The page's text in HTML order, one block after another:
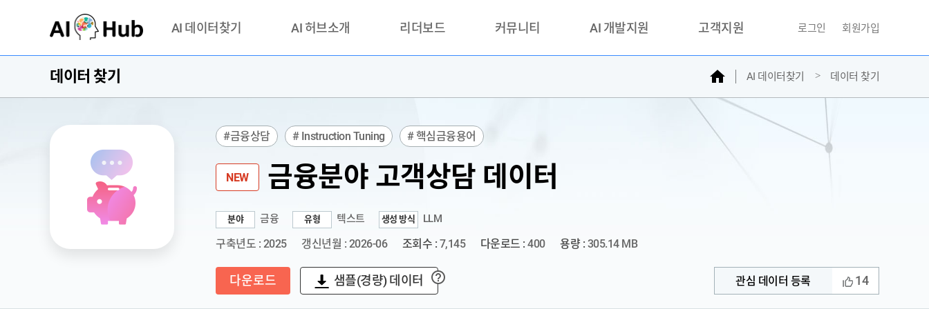
AI 데이터찾기
기관 제공 데이터
AI 허브 오픈 API
AI 허브소개
안심존이란?
이용정책
리더보드 커뮤니티
활용성과 우수사례
품질가이드
AI 개발지원 고객지원
문의하기
자주찾는질문
민원접수
AI데이터등록신청
로그인 회원가입
데이터 찾기 홈 AI 데이터찾기 데이터 찾기
#금융상담 # Instruction Tuning # 핵심금융용어
NEW 금융분야 고객상담 데이터
분야 금융 유형 텍스트 생성 방식 LLM
구축년도 : 2025 갱신년월 : 2026-06 조회수 : 7,145 다운로드 : 400 용량 : 305.14 MB
다운로드 샘플(경량) 데이터 ? 관심 데이터 등록 14